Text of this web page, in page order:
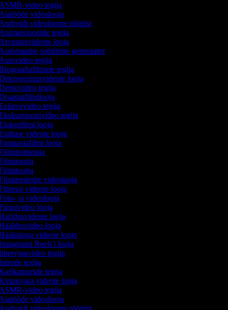
video tegija
videolooja
videoloome tööriist
tegija
looja
subtiitrite generaator
tegija
tegija
looja
tegija
tegija
tegija
looja
videote looja
looja
videolooja
videote looja
ja videolooja
looja
looja
looja
videote looja
Reels'i looja
tegija
tegija
tegija
videote looja
video tegija
videolooja